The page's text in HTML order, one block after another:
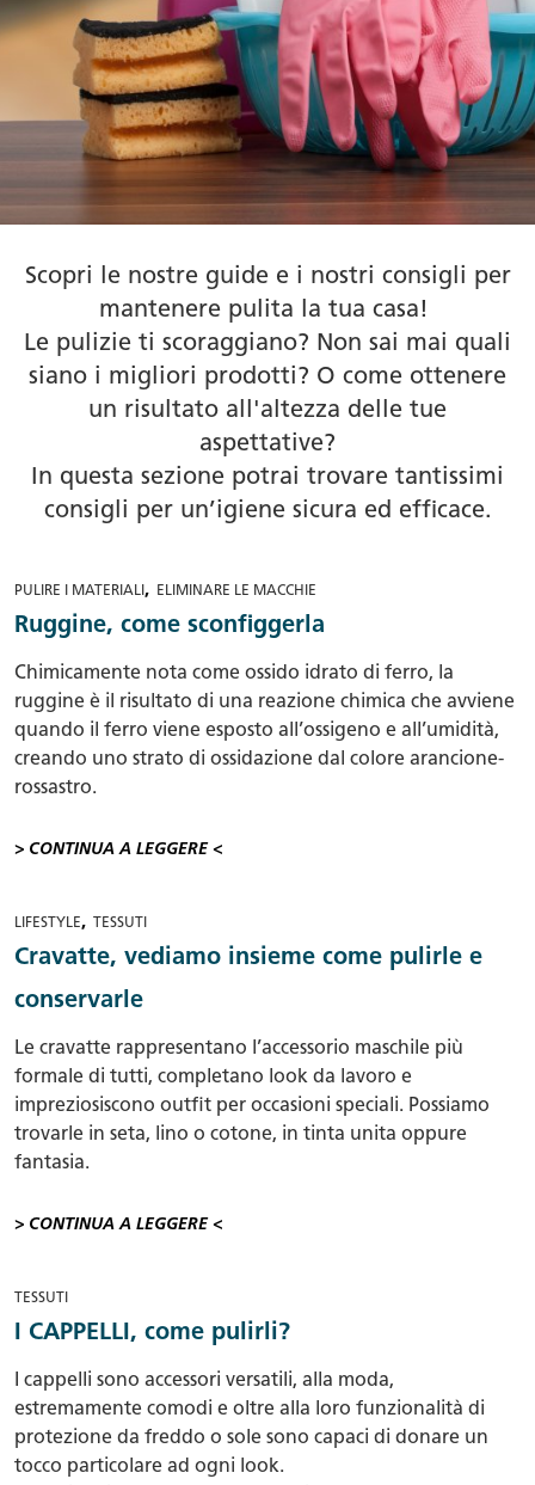
Scopri le nostre guide e i nostri consigli per
mantenere pulita la tua casa!
Le pulizie ti scoraggiano? Non sai mai quali
siano i migliori prodotti? O come ottenere
un risultato all'altezza delle tue
aspettative?
In questa sezione potrai trovare tantissimi
consigli per un’igiene sicura ed efficace.
PULIRE I MATERIALI , ELIMINARE LE MACCHIE
Ruggine, come sconfiggerla
Chimicamente nota come ossido idrato di ferro, la
ruggine è il risultato di una reazione chimica che avviene
quando il ferro viene esposto all’ossigeno e all’umidità,
creando uno strato di ossidazione dal colore arancione-
rossastro.
> CONTINUA A LEGGERE <
LIFESTYLE, TESSUTI
Cravatte, vediamo insieme come pulirle e
conservarle
Le cravatte rappresentano l’accessorio maschile più
formale di tutti, completano look da lavoro e
impreziosiscono outfit per occasioni speciali. Possiamo
trovarle in seta, lino o cotone, in tinta unita oppure
fantasia.
> CONTINUA A LEGGERE <
TESSUTI
I CAPPELLI, come pulirli?
I cappelli sono accessori versatili, alla moda,
estremamente comodi e oltre alla loro funzionalità di
protezione da freddo o sole sono capaci di donare un
tocco particolare ad ogni look.